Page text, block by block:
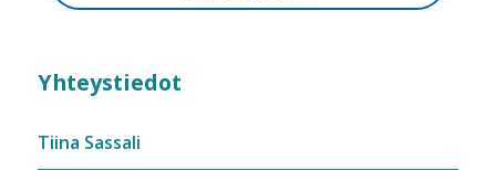
Yhteystiedot
Tiina Sassali